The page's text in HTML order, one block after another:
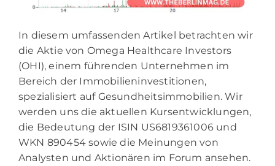
In diesem umfassenden Artikel betrachten wir
die Aktie von Omega Healthcare Investors
(OHI), einem führenden Unternehmen im
Bereich der Immobilieninvestitionen,
spezialisiert auf Gesundheitsimmobilien. Wir
werden uns die aktuellen Kursentwicklungen,
die Bedeutung der ISIN US6819361006 und
WKN 890454 sowie die Meinungen von
Analysten und Aktionären im Forum ansehen.